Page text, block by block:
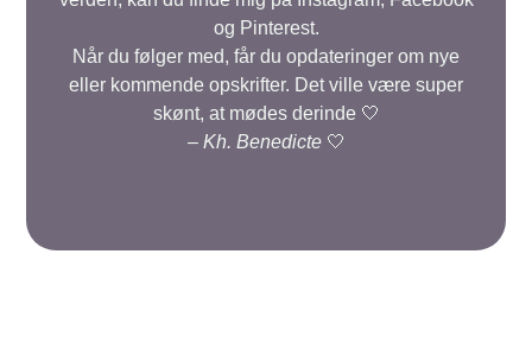
og Pinterest.
Når du følger med, får du opdateringer om nye
eller kommende opskrifter. Det ville være super
skønt, at mødes derinde 🤍
– Kh. Benedicte🤍